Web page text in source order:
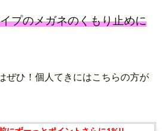
プのメガネのくもり止めに
ぜひ！個人てきにはこちらの方が